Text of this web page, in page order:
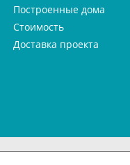
Построенные дома
Стоимость
Доставка проекта